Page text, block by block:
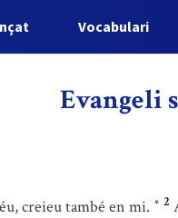
Vocabulari
Evangeli
creieu també en mi. * 2